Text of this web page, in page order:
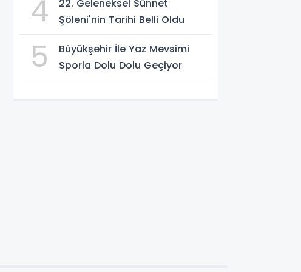
4
22. Geleneksel Sünnet
Şöleni'nin Tarihi Belli Oldu
5
Büyükşehir İle Yaz Mevsimi
Sporla Dolu Dolu Geçiyor